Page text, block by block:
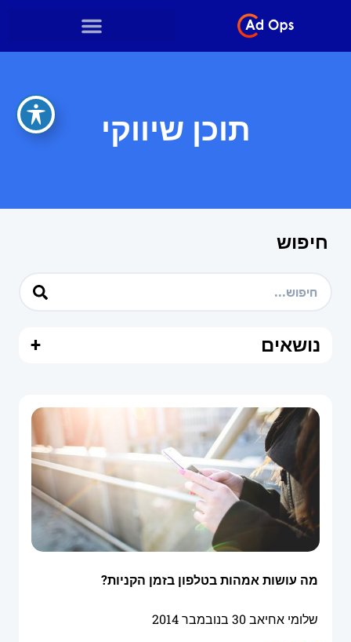
תוכן שיווקי
חיפוש
נושאים +
מה עושות אמהות בטלפון בזמן הקניות?
שלומי אחיאב30 בנובמבר 2014